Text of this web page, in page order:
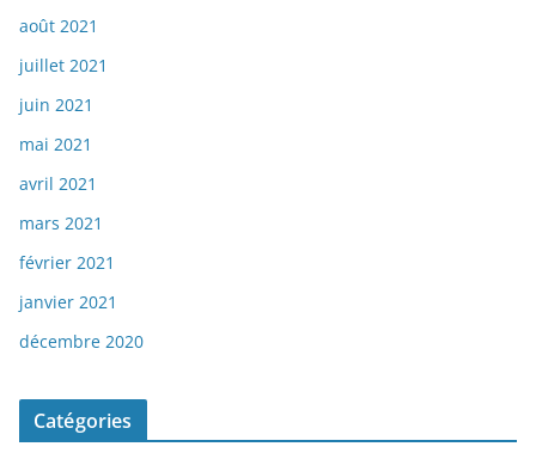
août 2021
juillet 2021
juin 2021
mai 2021
avril 2021
mars 2021
février 2021
janvier 2021
décembre 2020
Catégories